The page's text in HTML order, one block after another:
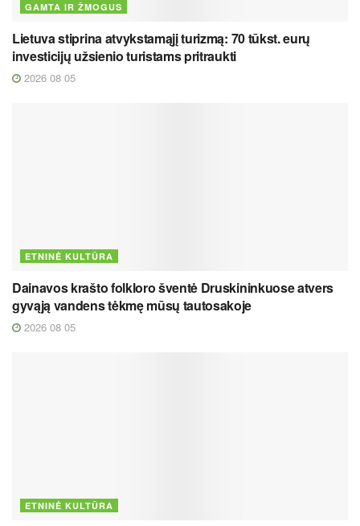
GAMTA IR ŽMOGUS
Lietuva stiprina atvykstamąjį turizmą: 70 tūkst. eurų
investicijų užsienio turistams pritraukti
2026 08 05
ETNINĖ KULTŪRA
Dainavos krašto folkloro šventė Druskininkuose atvers
gyvąją vandens tėkmę mūsų tautosakoje
2026 08 05
ETNINĖ KULTŪRA